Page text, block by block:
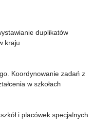
duplikatów
kraju
Koordynowanie zadań z
w szkołach
i placówek specjalnych